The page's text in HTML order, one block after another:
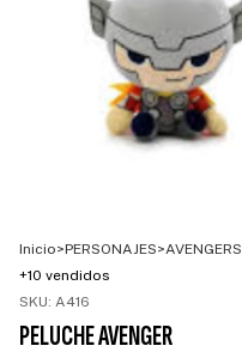
Inicio>PERSONAJES>AVENGERS
+10 vendidos
SKU: A416
PELUCHE AVENGER